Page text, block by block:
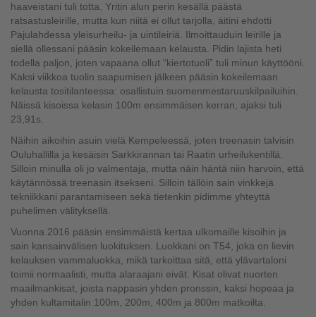
haaveistani tuli totta. Yritin alun perin kesällä päästä
ratsastusleirille, mutta kun niitä ei ollut tarjolla, äitini ehdotti
Pajulahdessa yleisurheilu- ja uintileiriä. Ilmoittauduin leirille ja
siellä ollessani pääsin kokeilemaan kelausta. Pidin lajista heti
todella paljon, joten vapaana ollut “kiertotuoli” tuli minun käyttööni.
Kaksi viikkoa tuolin saapumisen jälkeen pääsin kokeilemaan
kelausta tositilanteessa: osallistuin suomenmestaruuskilpailuihin.
Näissä kisoissa kelasin 100m ensimmäisen kerran, ajaksi tuli
23,91s.
Näihin aikoihin asuin vielä Kempeleessä, joten treenasin talvisin
Ouluhallilla ja kesäisin Sarkkirannan tai Raatin urheilukentillä.
Silloin minulla oli jo valmentaja, mutta näin häntä niin harvoin, että
käytännössä treenasin itsekseni. Silloin tällöin sain vinkkejä
tekniikkani parantamiseen sekä tietenkin pidimme yhteyttä
puhelimen välityksellä.
Vuonna 2016 pääsin ensimmäistä kertaa ulkomaille kisoihin ja
sain kansainvälisen luokituksen. Luokkani on T54, joka on lievin
kelauksen vammaluokka, mikä tarkoittaa sitä, että ylävartaloni
toimii normaalisti, mutta alaraajani eivät. Kisat olivat nuorten
maailmankisat, joista nappasin yhden pronssin, kaksi hopeaa ja
yhden kultamitalin 100m, 200m, 400m ja 800m matkoilta.